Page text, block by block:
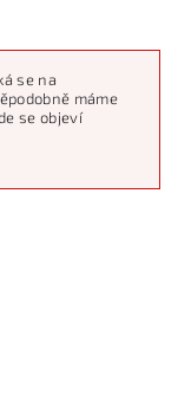
se na
máme
se objeví